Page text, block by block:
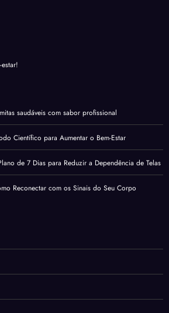
saudáveis com sabor profissional
Científico para Aumentar o Bem-Estar
de 7 Dias para Reduzir a Dependência de Telas
Reconectar com os Sinais do Seu Corpo